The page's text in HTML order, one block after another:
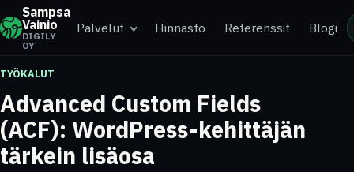
Sampsa
Vainio
DIGILY
OY
Palvelut Hinnasto Referenssit Blogi
TYÖKALUT
Advanced Custom Fields
(ACF): WordPress-kehittäjän
tärkein lisäosa